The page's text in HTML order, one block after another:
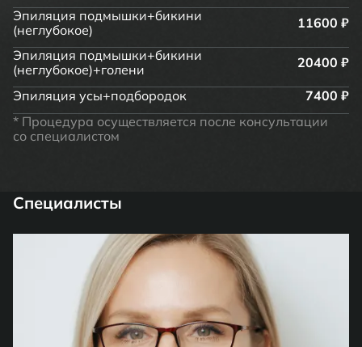
Эпиляция подмышки+бикини
(неглубокое)
11600 ₽
Эпиляция подмышки+бикини
(неглубокое)+голени
20400 ₽
Эпиляция усы+подбородок
7400 ₽
* Процедура осуществляется после консультации
со специалистом
Специалисты